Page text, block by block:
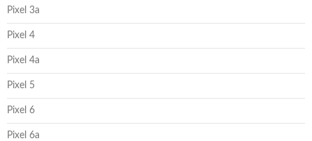
Pixel 3a
Pixel 4
Pixel 4a
Pixel 5
Pixel 6
Pixel 6a